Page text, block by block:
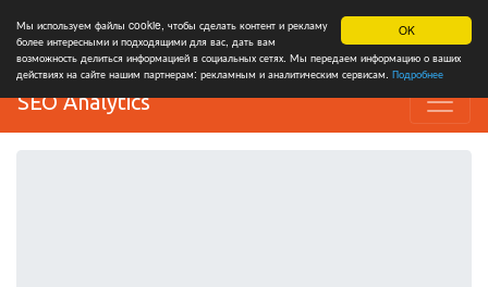
OK
Мы используем файлы cookie, чтобы сделать контент и рекламу
более интересными и подходящими для вас, дать вам
возможность делиться информацией в социальных сетях. Мы передаем информацию о ваших
действиях на сайте нашим партнерам: рекламным и аналитическим сервисам. Подробнее
SEO Analytics